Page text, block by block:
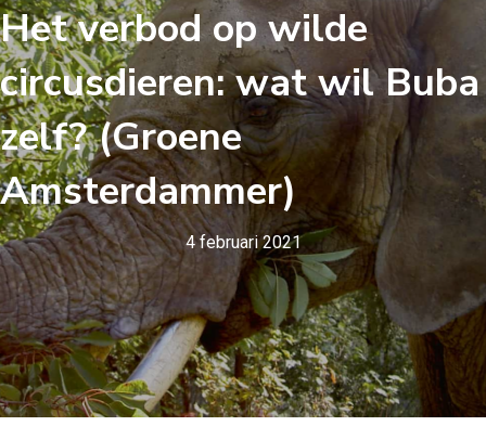
Het verbod op wilde
circusdieren: wat wil Buba
zelf? (Groene
Amsterdammer)
4 februari 2021